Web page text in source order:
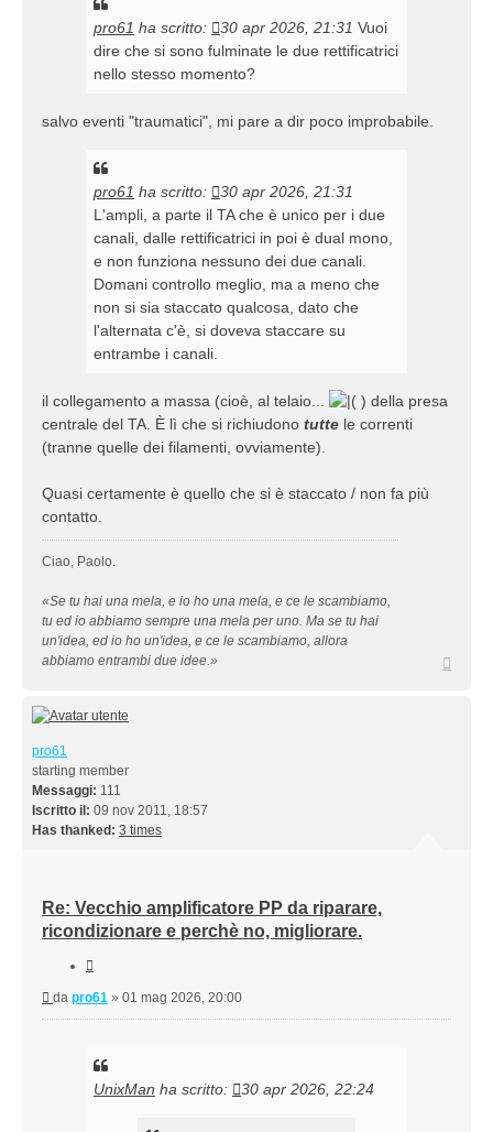
pro61 ha scritto: 30 apr 2026, 21:31 Vuoi
dire che si sono fulminate le due rettificatrici
nello stesso momento?
salvo eventi "traumatici", mi pare a dir poco improbabile.
pro61 ha scritto:
30 apr 2026, 21:31
L'ampli, a parte il TA che è unico per i due
canali, dalle rettificatrici in poi è dual mono,
e non funziona nessuno dei due canali.
Domani controllo meglio, ma a meno che
non si sia staccato qualcosa, dato che
l'alternata c'è, si doveva staccare su
entrambe i canali.
il collegamento a massa (cioè, al telaio...
) della presa
centrale del TA. È lì che si richiudono tutte le correnti
(tranne quelle dei filamenti, ovviamente).
Quasi certamente è quello che si è staccato / non fa più
contatto.
Ciao, Paolo.
«Se tu hai una mela, e io ho una mela, e ce le scambiamo,
tu ed io abbiamo sempre una mela per uno. Ma se tu hai
un'idea, ed io ho un'idea, e ce le scambiamo, allora
abbiamo entrambi due idee.»
pro61
starting member
Messaggi: 111
Iscritto il: 09 nov 2011, 18:57
Has thanked: 3 times
Re: Vecchio amplificatore PP da riparare,
ricondizionare e perchè no, migliorare.
Messaggio
da pro61 » 01 mag 2026, 20:00
UnixMan ha scritto: 30 apr 2026, 22:24